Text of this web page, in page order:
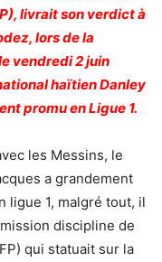
livrait son verdict à
lors de la
vendredi 2 juin
haïtien Danley
promu en Ligue 1.
les Messins, le
a grandement
ligue 1, malgré tout, il
discipline de
qui statuait sur la